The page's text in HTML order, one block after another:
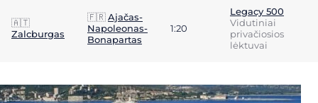
🇦🇹
Zalcburgas
🇫🇷Ajačas-
Napoleonas-
Bonapartas
1:20
Legacy 500
Vidutiniai
privačiosios
lėktuvai